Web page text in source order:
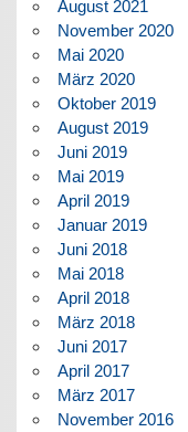
August 2021
November 2020
Mai 2020
März 2020
Oktober 2019
August 2019
Juni 2019
Mai 2019
April 2019
Januar 2019
Juni 2018
Mai 2018
April 2018
März 2018
Juni 2017
April 2017
März 2017
November 2016